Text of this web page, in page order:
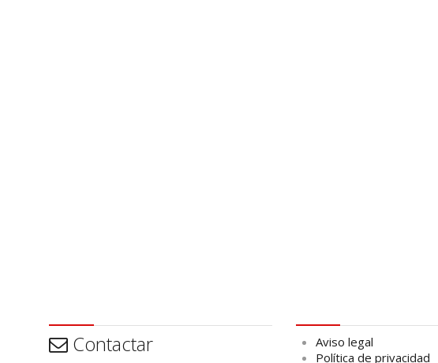
Contactar
Aviso legal
Política de privacidad